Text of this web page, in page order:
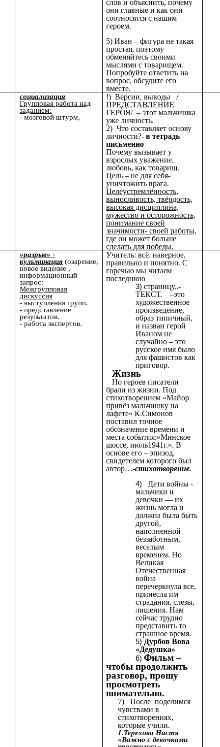
слов и объяснить, почему
они главные и как они
соотносятся с нашим
героем.
5) Иван – фигура не такая
простая, поэтому
обменяйтесь своими
мыслями с товарищем.
Попробуйте ответить на
вопрос, обсудите его
вместе.
социализация
Групповая работа над
заданием:
- мозговой штурм,
!) Версии, выводы /
ПРЕДСТАВЛЕНИЕ
ГЕРОЯ/ – этот мальчишка
уже личность.
2) Что составляет основу
личности?-в тетрадь
письменно
Почему вызывает у
взрослых уважение,
любовь, как товарищ.
Цель – не для себя-
уничтожить врага.
Целеустремлённость,
выносливость, твёрдость,
высокая дисциплина,
мужество и осторожность,
понимание своей
значимости- своей работы,
где он может больше
сделать для победы.
»разрыв» -
кульминация (озарение,
новое видение ,
информационный
запрос:
Межгрупповая
дискуссия
- выступления групп.
- представление
результатов.
- работа экспертов.
Учитель: всё. наверное,
правильно и понятно. С
горечью мы читаем
последнюю
страницу..-
ТЕКСТ. –это
художественное
произведение,
образ типичный,
и назван герой
Иваном не
случайно – это
русское имя было
для фашистов как
приговор.
Жизнь
Но героев писатели
брали из жизни. Под
стихотворением «Майор
привёз мальчишку на
лафете» К.Симонов
поставил точное
обозначение времени и
места события:»Минское
шоссе, июль1941г.». В
основе его – эпизод,
свидетелем которого был
автор…-стихотворение.
Детивойны -
мальчики и
девочки — их
жизнь могла и
должна была быть
другой,
наполненной
беззаботным,
веселым
временем. Но
Великая
Отечественная
война
перечеркнула все,
принесла им
страдания, слезы,
лишения. Нам
сейчас трудно
представить то
страшное время.
Дурбов Вова
«Дедушка»
Фильм –
чтобы продолжить
разговор, прошу
просмотреть
внимательно.
7) После поделимся
чувствами в
стихотворениях,
которые учили.
1.Терехова Настя
«Важно с девочками